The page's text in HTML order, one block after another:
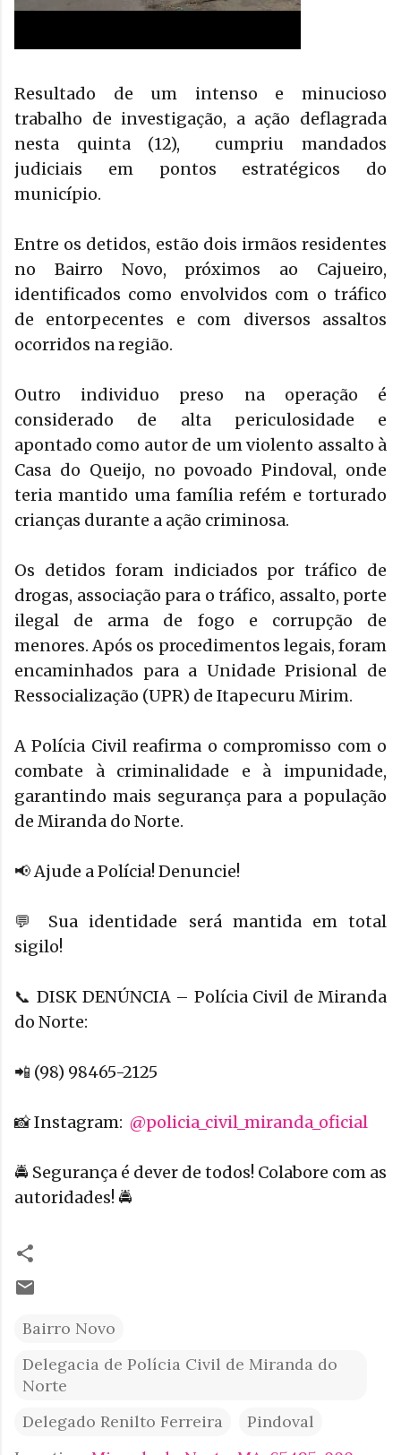
Resultado de um intenso e minucioso
trabalho de investigação, aação deflagrada
nesta quinta (12),
cumpriu mandados
judiciais em pontos estratégicos do
município.
Entre os detidos, estão dois irmãos residentes
no Bairro Novo, próximos ao Cajueiro,
identificados como envolvidos com o tráfico
de entorpecentes e com diversos assaltos
ocorridos na região.
Outro individuo preso na operação é
considerado de alta periculosidade e
apontado como autor de um violento assalto à
Casa do Queijo, no povoado Pindoval, onde
teria mantido uma família refém e torturado
crianças durante a ação criminosa.
Os detidos foram indiciados por tráfico de
drogas, associação para o tráfico, assalto, porte
ilegal de arma de fogo e corrupção de
menores. Após os procedimentos legais, foram
encaminhados para a Unidade Prisional de
Ressocialização (UPR) de Itapecuru Mirim.
A Polícia Civil reafirma o compromisso com o
combate à criminalidade e à impunidade,
garantindo mais segurança para a população
de Miranda do Norte.
📢 Ajude a Polícia! Denuncie!
💬 Sua identidade será mantida em total
sigilo!
📞 DISK DENÚNCIA – Polícia Civil de Miranda
do Norte:
📲 (98) 98465-2125
📸 Instagram: @policia_civil_miranda_oficial
🚔 Segurança é dever de todos! Colabore com as
autoridades! 🚔
Bairro Novo
Delegacia de Polícia Civil de Miranda do
Norte
Delegado Renilto Ferreira
Pindoval